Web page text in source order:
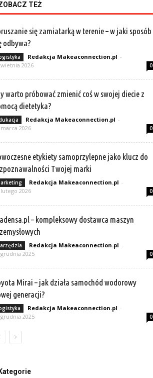
TEŻ
się zamiatarką w terenie – w jaki sposób
odbywa?
Redakcja Makeaconnection.pl -
2026
0
warto próbować zmienić coś w swojej diecie z
dietetyka?
Redakcja Makeaconnection.pl -
marca 2026
0
etykiety samoprzylepne jako klucz do
Twojej marki
Redakcja Makeaconnection.pl -
lutego 2026
0
– kompleksowy dostawca maszyn
Redakcja Makeaconnection.pl -
2025
0
Mirai – jak działa samochód wodorowy
generacji?
Redakcja Makeaconnection.pl -
grudnia 2025
0
Kategorie